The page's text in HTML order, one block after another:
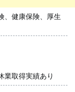
、健康保険、厚生
業取得実績あり